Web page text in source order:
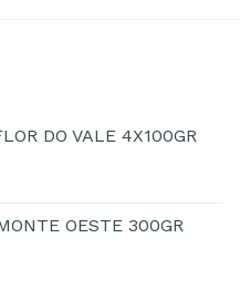
DO VALE 4X100GR
OESTE 300GR